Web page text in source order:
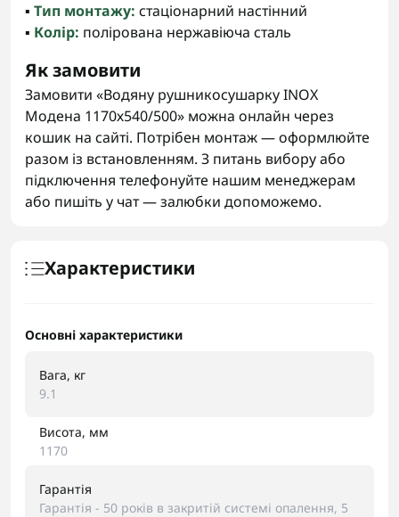
▪️ Тип монтажу: стаціонарний настінний
▪️ Колір: полірована нержавіюча сталь
Як замовити
Замовити «Водяну рушникосушарку INOX
Модена 1170х540/500» можна онлайн через
кошик на сайті. Потрібен монтаж — оформлюйте
разом із встановленням. З питань вибору або
підключення телефонуйте нашим менеджерам
або пишіть у чат — залюбки допоможемо.
Характеристики
Основні характеристики
Вага, кг
9.1
Висота, мм
1170
Гарантія
Гарантія - 50 років в закритій системі опалення, 5